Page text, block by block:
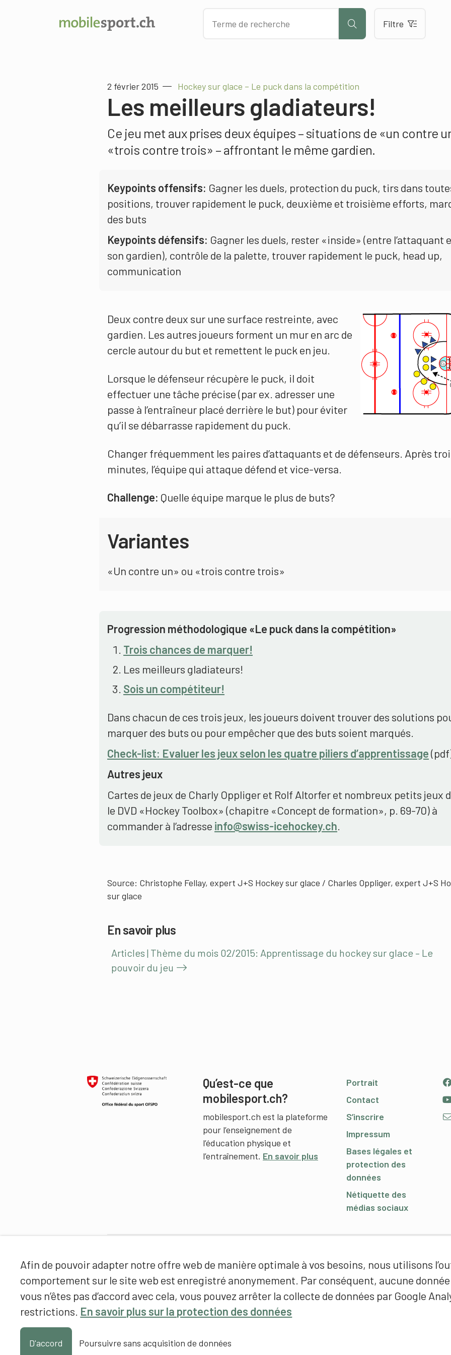
Afin de pouvoir adapter notre offre web de manière optimale à vos besoins, nous utilisons
comportement sur le site web est enregistré anonymement. Par conséquent, aucune
vous n’êtes pas d’accord avec cela, vous pouvez arrêter la collecte de données par Google
restrictions. En savoir plus sur la protection des données
D'accord Poursuivre sans acquisition de données
Filtre
2 février 2015 Hockey sur glace – Le puck dans la compétition
Les meilleurs gladiateurs!
Ce jeu met aux prises deux équipes – situations de «un contre
«trois contre trois» – affrontant le même gardien.
Keypoints offensifs: Gagner les duels, protection du puck, tirs dans
positions, trouver rapidement le puck, deuxième et troisième efforts,
des buts
Keypoints défensifs: Gagner les duels, rester «inside» (entre l’attaquant
son gardien), contrôle de la palette, trouver rapidement le puck, head up,
communication
Deux contre deux sur une surface restreinte, avec
gardien. Les autres joueurs forment un mur en arc de
cercle autour du but et remettent le puck en jeu.
Lorsque le défenseur récupère le puck, il doit
effectuer une tâche précise (par ex. adresser une
passe à l’entraîneur placé derrière le but) pour éviter
qu’il se débarrasse rapidement du puck.
Changer fréquemment les paires d’attaquants et de défenseurs. Après
minutes, l’équipe qui attaque défend et vice-versa.
Challenge: Quelle équipe marque le plus de buts?
Variantes
«Un contre un» ou «trois contre trois»
Progression méthodologique «Le puck dans la compétition»
Trois chances de marquer!
Les meilleurs gladiateurs!
Sois un compétiteur!
Dans chacun de ces trois jeux, les joueurs doivent trouver des solutions
marquer des buts ou pour empêcher que des buts soient marqués.
Check-list: Evaluer les jeux selon les quatre piliers d’apprentissage
Autres jeux
Cartes de jeux de Charly Oppliger et Rolf Altorfer et nombreux petits jeux
le DVD «Hockey Toolbox» (chapitre «Concept de formation», p. 69-70) à
commander à l’adresse info@swiss-icehockey.ch
Source: Christophe Fellay, expert J+S Hockey sur glace / Charles Oppliger, expert J+S
sur glace
En savoir plus
Articles | Thème du mois 02/2015: Apprentissage du hockey sur glace – Le
pouvoir du jeu
Qu’est-ce que
mobilesport.ch?
mobilesport.ch est la plateforme
pour l’enseignement de
l’éducation physique et
l’entraînement. En savoir plus
Portrait
Contact
S’inscrire
Impressum
Bases légales et
protection des
données
Nétiquette des
médias sociaux